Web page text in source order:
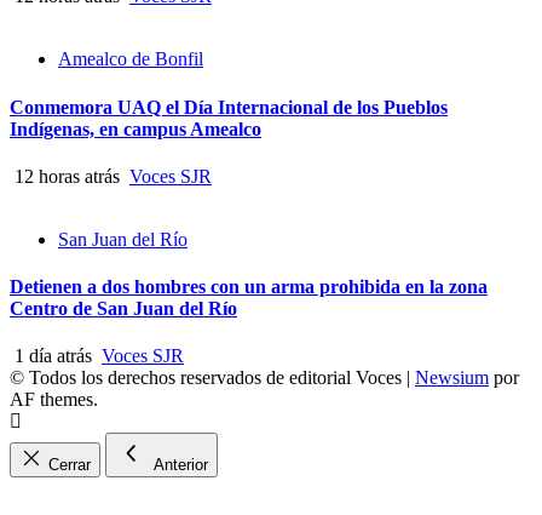
Amealco de Bonfil
Conmemora UAQ el Día Internacional de los Pueblos
Indígenas, en campus Amealco
12 horas atrás Voces SJR
San Juan del Río
Detienen a dos hombres con un arma prohibida en la zona
Centro de San Juan del Río
1 día atrás Voces SJR
© Todos los derechos reservados de editorial Voces | Newsium por
AF themes.
Cerrar Anterior